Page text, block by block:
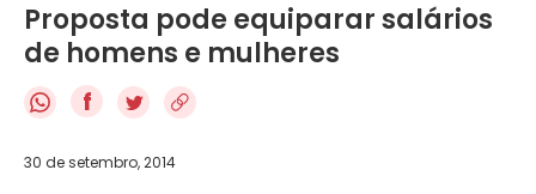
Proposta pode equiparar salários
de homens e mulheres
f
30 de setembro, 2014